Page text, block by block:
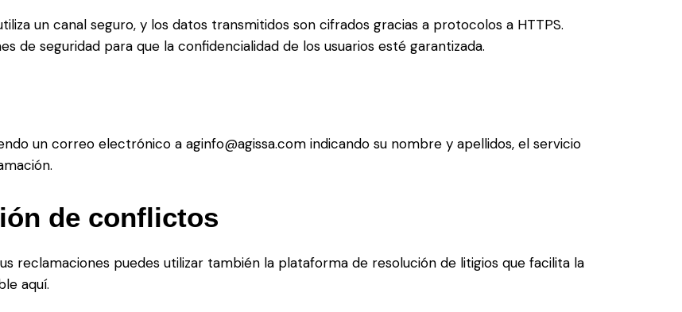
un canal seguro, y los datos transmitidos son cifrados gracias a protocolos a HTTPS.
de seguridad para que la confidencialidad de los usuarios esté garantizada.
un correo electrónico a aginfo@agissa.com indicando su nombre y apellidos, el servicio
de conflictos
reclamaciones puedes utilizar también la plataforma de resolución de litigios que facilita la
aquí.